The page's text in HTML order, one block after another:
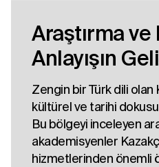
Araştırma
Anlayışın
Zengin bir Türk dili olan
kültürel ve tarihi
Bu bölgeyi inceleyen
akademisyenler
hizmetlerinden önemli